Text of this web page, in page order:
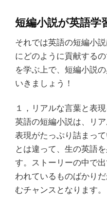
短編小説が英語学
それでは英語の短編小
にどのように貢献する
を学ぶ上で、短編小説
いきましょう！
１，リアルな言葉と表
英語の短編小説は、リ
表現がたっぷり詰まっ
とは違って、生の英語
す。ストーリーの中で
われているものばかり
むチャンスとなります。